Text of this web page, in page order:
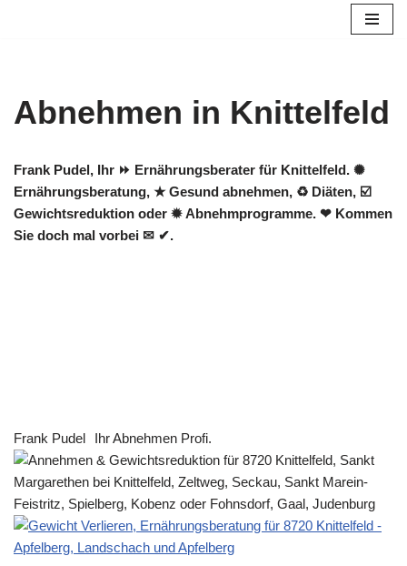
Abnehmen in Knittelfeld
Frank Pudel, Ihr ⏩ Ernährungsberater für Knittelfeld. ✺
Ernährungsberatung, ★ Gesund abnehmen, ♻ Diäten, ☑️
Gewichtsreduktion oder ✹ Abnehmprogramme. ❤ Kommen
Sie doch mal vorbei ✉ ✔.
Frank Pudel Ihr Abnehmen Profi.